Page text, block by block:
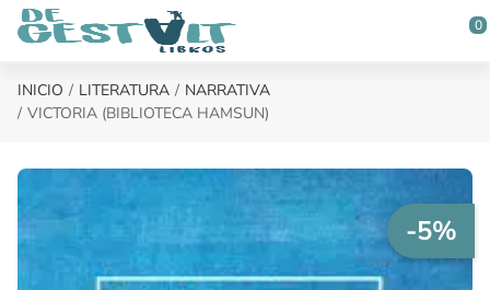
Saltar al contenido principal
0
INICIO LITERATURA
NARRATIVA
VICTORIA (BIBLIOTECA HAMSUN)
-5%